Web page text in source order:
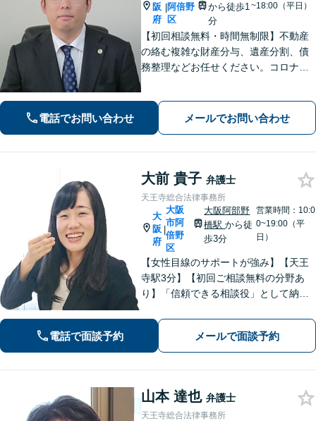
阪
府
|阿倍野
区
から徒歩1
分
~18:00（平日）
【初回相談無料・時間無制限】不動産
の絡む複雑な財産分与、遺産分割、債
務整理などお任せください。コロナ禍
添い、皆さまが安心して暮らせるよ
う、全力でお守りします。
電話でお問い合わせ メールでお問い合わせ
大前 貴子 弁護士
天王寺総合法律事務所
大
阪
府
|
大阪
市阿
倍野
区
大阪阿部野
橋駅から徒
歩3分
営業時間：10:0
0~19:00（平
日）
【女性目線のサポートが強み】【天王
寺駅3分】【初回ご相談無料の分野あ
り】「信頼できる相談役」として納得
問題】安心して相談できる環境・関係
づくりを心がけます【借金・債務整
理】経済状況に応じて適切な解決策を
ご提案します
電話で面談予約 メールで面談予約
山本 達也 弁護士
天王寺総合法律事務所